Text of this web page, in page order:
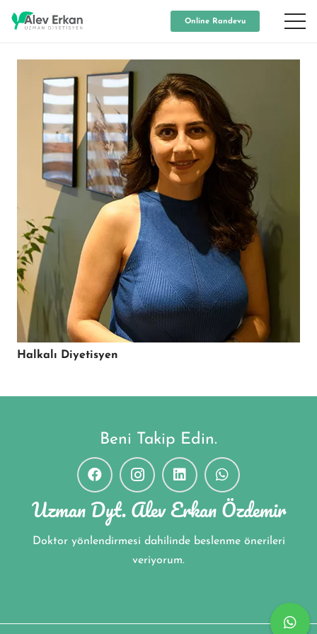
Online Randevu
Halkalı Diyetisyen
Beni Takip Edin.
Uzman Dyt. Alev Erkan Özdemir
Doktor yönlendirmesi dahilinde beslenme önerileri
veriyorum.